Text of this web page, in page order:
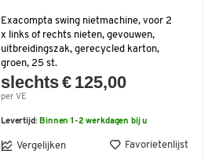
Exacompta swing nietmachine, voor 2
x links of rechts nieten, gevouwen,
uitbreidingszak, gerecycled karton,
groen, 25 st.
slechts € 125,00
per VE
Levertijd:Binnen 1-2 werkdagen bij u
Vergelijken Favorietenlijst